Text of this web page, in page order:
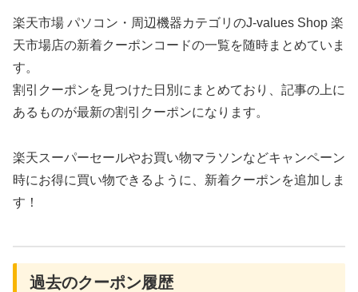
楽天市場 パソコン・周辺機器カテゴリのJ-values Shop 楽
天市場店の新着クーポンコードの一覧を随時まとめていま
す。
割引クーポンを見つけた日別にまとめており、記事の上に
あるものが最新の割引クーポンになります。
楽天スーパーセールやお買い物マラソンなどキャンペーン
時にお得に買い物できるように、新着クーポンを追加しま
す！
過去のクーポン履歴